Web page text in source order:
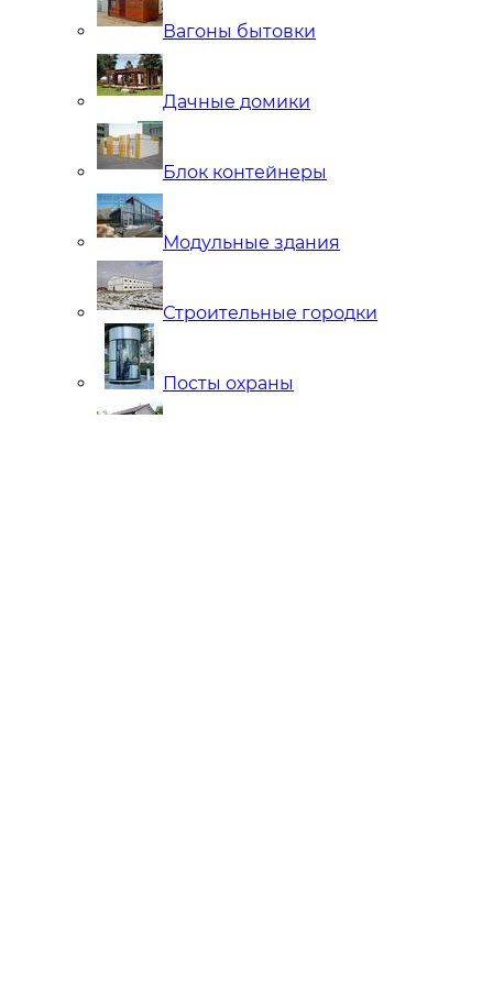
Вагоны бытовки
Дачные домики
Блок контейнеры
Модульные здания
Строительные городки
Посты охраны